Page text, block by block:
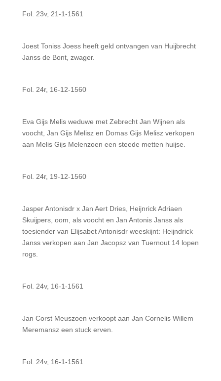
Fol. 23v, 21-1-1561
Joest Toniss Joess heeft geld ontvangen van Huijbrecht
Janss de Bont, zwager.
Fol. 24r, 16-12-1560
Eva Gijs Melis weduwe met Zebrecht Jan Wijnen als
voocht, Jan Gijs Melisz en Domas Gijs Melisz verkopen
aan Melis Gijs Melenzoen een steede metten huijse.
Fol. 24r, 19-12-1560
Jasper Antonisdr x Jan Aert Dries, Heijnrick Adriaen
Skuijpers, oom, als voocht en Jan Antonis Janss als
toesiender van Elijsabet Antonisdr weeskijnt: Heijndrick
Janss verkopen aan Jan Jacopsz van Tuernout 14 lopen
rogs.
Fol. 24v, 16-1-1561
Jan Corst Meuszoen verkoopt aan Jan Cornelis Willem
Meremansz een stuck erven.
Fol. 24v, 16-1-1561